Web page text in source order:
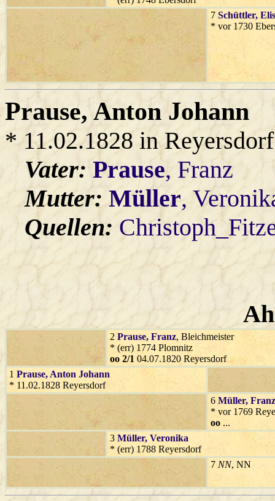
7 Schüttler,
* vor 1730
Prause, Anton Johann
* 11.02.1828 in Reyersdorf
Vater:Prause, Franz
Mutter:Müller,
Quellen:
2 Prause, Franz, Bleichmeister
* (err) 1774 Plomnitz
oo 2/1 04.07.1820 Reyersdorf
1 Prause, Anton Johann
* 11.02.1828 Reyersdorf
6 Müller, Franz
* vor 1769
oo ...
3 Müller, Veronika
* (err) 1788 Reyersdorf
7 NN, NN